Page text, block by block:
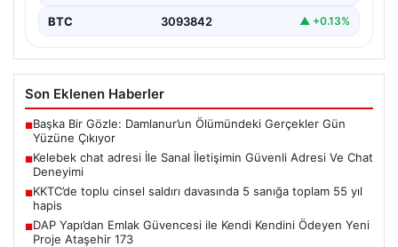
BTC 3093842 ▲ +0.13%
Son Eklenen Haberler
■Başka Bir Gözle: Damlanur’un Ölümündeki Gerçekler Gün
Yüzüne Çıkıyor
■Kelebek chat adresi İle Sanal İletişimin Güvenli Adresi Ve Chat
Deneyimi
■KKTC’de toplu cinsel saldırı davasında 5 sanığa toplam 55 yıl
hapis
■DAP Yapı’dan Emlak Güvencesi ile Kendi Kendini Ödeyen Yeni
Proje Ataşehir 173